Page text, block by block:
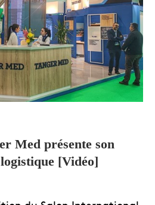
Med présente son
[Vidéo]